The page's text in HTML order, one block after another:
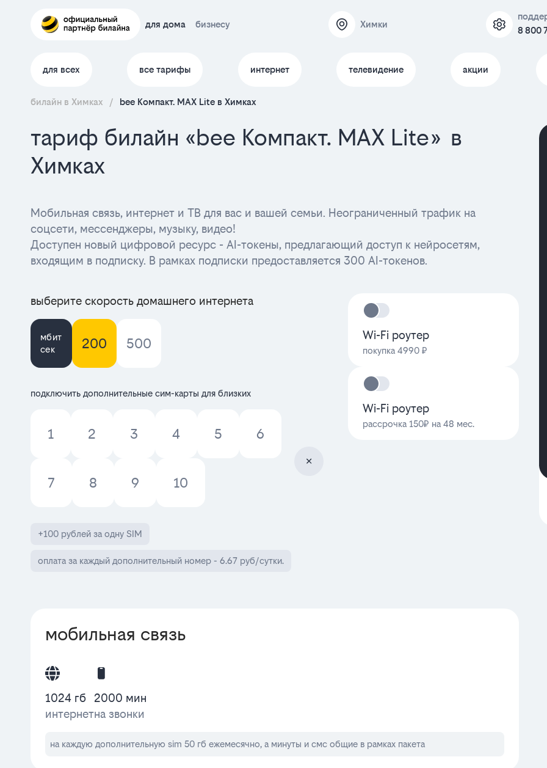
для дома бизнесу Химки
8 800
для всех все тарифы интернет телевидение акции
билайн в Химках / bee Компакт. MAX Lite в Химках
тариф билайн «bee Компакт. MAX Lite» в
Химках
Мобильная связь, интернет и ТВ для вас и вашей семьи. Неограниченный трафик на
соцсети, мессенджеры, музыку, видео!
Доступен новый цифровой ресурс - AI-токены, предлагающий доступ к нейросетям,
входящим в подписку. В рамках подписки предоставляется 300 AI-токенов.
выберите скорость домашнего интернета
мбит
сек
200 500
подключить дополнительные сим-карты для близких
1 2 3 4 5 6
7 8 9 10
+100 рублей за одну SIM
оплата за каждый дополнительный номер - 6.67 руб/сутки.
Wi-Fi роутер
покупка 4990 ₽
Wi-Fi роутер
рассрочка 150₽ на 48 мес.
мобильная связь
1024 гб
интернет
2000 мин
на звонки
на каждую дополнительную sim 50 гб ежемесячно, а минуты и смс общие в рамках пакета